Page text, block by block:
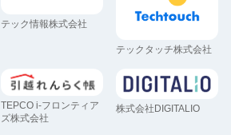
テック情報株式会社
テックタッチ株式会社
TEPCO i-フロンティア
ズ株式会社
株式会社DIGITALIO